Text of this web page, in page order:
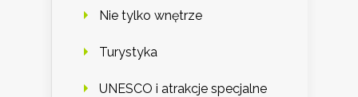
Nie tylko wnętrze
Turystyka
UNESCO i atrakcje specjalne